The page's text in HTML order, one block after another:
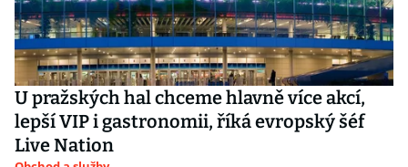
U pražských hal chceme hlavně více akcí,
lepší VIP i gastronomii, říká evropský šéf
Live Nation